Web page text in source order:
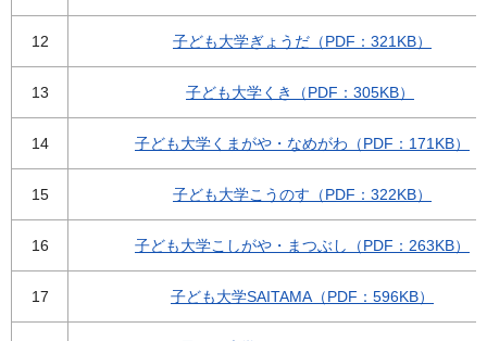
12 子ども大学ぎょうだ（PDF：321KB）
13 子ども大学くき（PDF：305KB）
14 子ども大学くまがや・なめがわ（PDF：171KB）
15 子ども大学こうのす（PDF：322KB）
16 子ども大学こしがや・まつぶし（PDF：263KB）
17 子ども大学SAITAMA（PDF：596KB）